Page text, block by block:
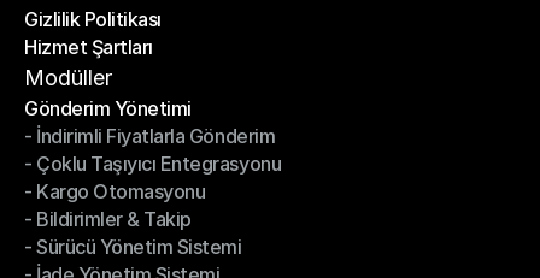
Gönderim Rotaları
Gizlilik Politikası
Gizlilik Politikası
Hizmet Şartları
Hizmet Şartları
Modüller
Gönderim Yönetimi
Gönderim Yönetimi
- İndirimli Fiyatlarla Gönderim
- İndirimli Fiyatlarla Gönderim
- Çoklu Taşıyıcı Entegrasyonu
- Çoklu Taşıyıcı Entegrasyonu
- Kargo Otomasyonu
- Kargo Otomasyonu
- Bildirimler & Takip
- Bildirimler & Takip
- Sürücü Yönetim Sistemi